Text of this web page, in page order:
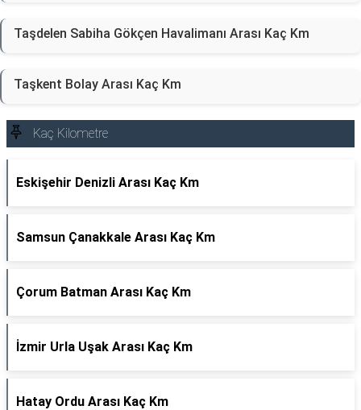
Taşdelen Sabiha Gökçen Havalimanı Arası Kaç Km
Taşkent Bolay Arası Kaç Km
Kaç Kilometre
Eskişehir Denizli Arası Kaç Km
Samsun Çanakkale Arası Kaç Km
Çorum Batman Arası Kaç Km
İzmir Urla Uşak Arası Kaç Km
Hatay Ordu Arası Kaç Km